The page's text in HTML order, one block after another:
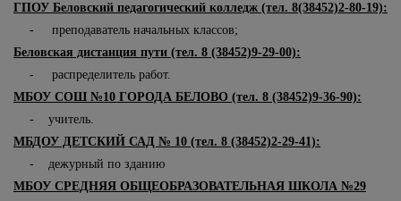
ГПОУ Беловский педагогический колледж (тел. 8(38452)2-80-19):
- преподаватель начальных классов;
Беловская дистанция пути (тел. 8 (38452)9-29-00):
- распределитель работ.
МБОУ СОШ №10 ГОРОДА БЕЛОВО (тел. 8 (38452)9-36-90):
- учитель.
МБДОУ ДЕТСКИЙ САД № 10 (тел. 8 (38452)2-29-41):
- дежурный по зданию
МБОУ СРЕДНЯЯ ОБЩЕОБРАЗОВАТЕЛЬНАЯ ШКОЛА №29